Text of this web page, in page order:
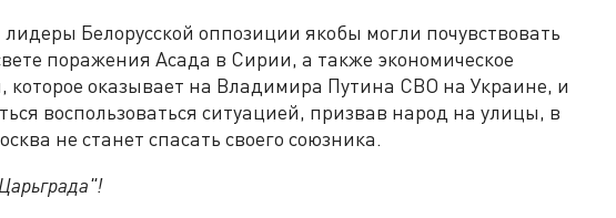
Белорусской оппозиции якобы могли почувствовать
поражения Асада в Сирии, а также экономическое
которое оказывает на Владимира Путина СВО на Украине, и
воспользоваться ситуацией, призвав народ на улицы, в
не станет спасать своего союзника.